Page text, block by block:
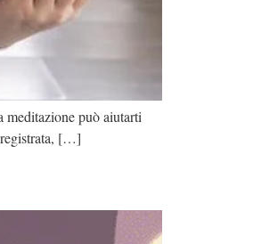
può aiutarti
[…]